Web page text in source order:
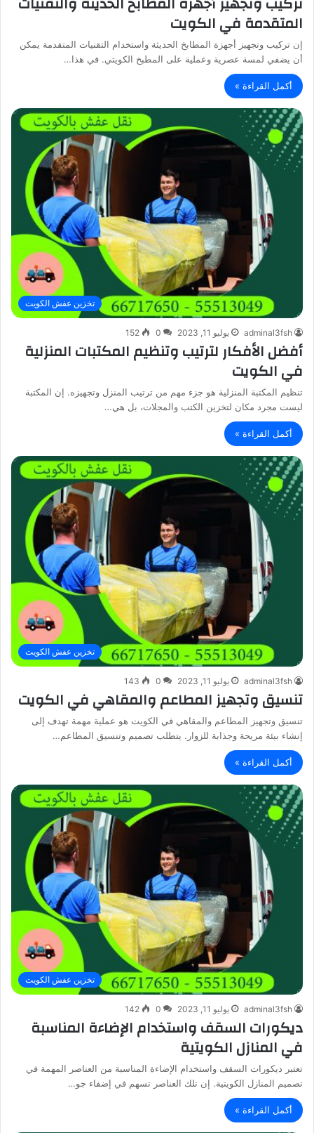
المتقدمة في الكويت
إن تركيب وتجهيز أجهزة المطابخ الحديثة واستخدام التقنيات المتقدمة يمكن
أن يضفي لمسة عصرية وعملية على المطبخ الكويتي. في هذا…
أكمل القراءة »
تخزين عفش الكويت
adminal3fsh يوليو 11, 2023 0
152
أفضل الأفكار لترتيب وتنظيم المكتبات المنزلية
في الكويت
تنظيم المكتبة المنزلية هو جزء مهم من ترتيب المنزل وتجهيزه. إن المكتبة
ليست مجرد مكان لتخزين الكتب والمجلات، بل هي…
أكمل القراءة »
تخزين عفش الكويت
adminal3fsh يوليو 11, 2023 0
143
تنسيق وتجهيز المطاعم والمقاهي في الكويت
تنسيق وتجهيز المطاعم والمقاهي في الكويت هو عملية مهمة تهدف إلى
إنشاء بيئة مريحة وجذابة للزوار. يتطلب تصميم وتنسيق المطاعم…
أكمل القراءة »
تخزين عفش الكويت
adminal3fsh يوليو 11, 2023 0
142
ديكورات السقف واستخدام الإضاءة المناسبة
في المنازل الكويتية
تعتبر ديكورات السقف واستخدام الإضاءة المناسبة من العناصر المهمة في
تصميم المنازل الكويتية. إن تلك العناصر تسهم في إضفاء جو…
أكمل القراءة »